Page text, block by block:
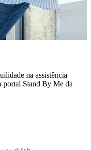
na assistência
portal Stand By Me da